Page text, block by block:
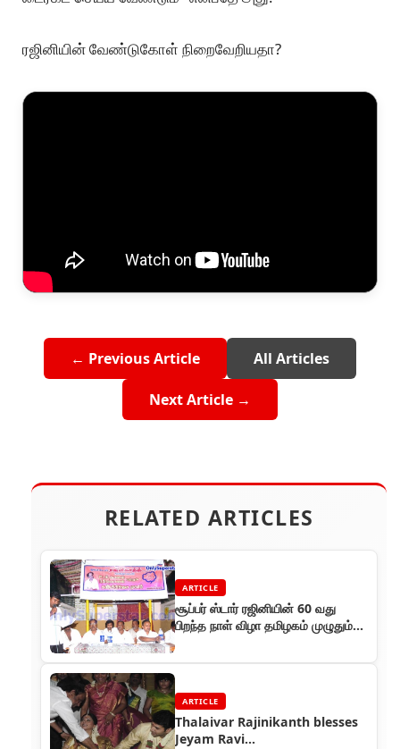
ரஜினியின் வேண்டுகோள் நிறைவேறியதா?
← Previous Article All Articles
Next Article →
RELATED ARTICLES
ARTICLE
சூப்பர் ஸ்டார் ரஜினியின் 60 வது
பிறந்த நாள் விழா தமிழகம் முழுதும்
ARTICLE
Thalaivar Rajinikanth blesses
Jeyam Ravi...